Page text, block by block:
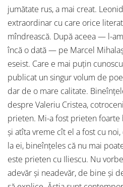
jumătate rus, a mai creat.
extraordinar cu care orice
mîndrească. După aceea — l-
încă o dată — pe Marcel
eseist. Care e mai puţin
publicat un singur volum de
dar de o mare calitate.
despre Valeriu Cristea,
prieten. Mi-a fost prieten foarte
şi atîta vreme cît el a fost cu
la ei, bineînţeles că nu mai
este prieten cu Iliescu. Nu
adevăr şi neadevăr, de bine şi